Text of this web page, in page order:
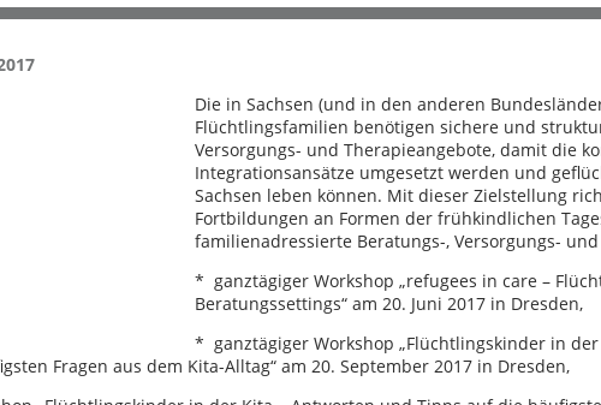
Die in Sachsen (und in den anderen
Flüchtlingsfamilien benötigen sichere und
Versorgungs- und Therapieangebote, damit die
Integrationsansätze umgesetzt werden und
Sachsen leben können. Mit dieser Zielstellung
Fortbildungen an Formen der frühkindlichen
familienadressierte Beratungs-, Versorgungs-
* ganztägiger Workshop „refugees in care –
Beratungssettings“ am 20. Juni 2017 in Dresden,
* ganztägiger Workshop „Flüchtlingskinder in
Fragen aus dem Kita-Alltag“ am 20. September 2017 in Dresden,